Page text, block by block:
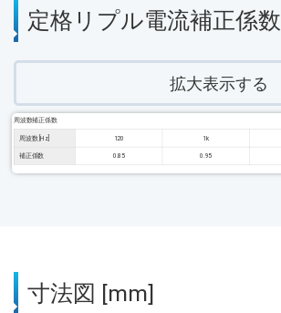
定格リプル電流補正係数
拡大表示する
周波数補正係数
周波数 [Hz] 120 1k
補正係数 0.85 0.95
寸法図 [mm]